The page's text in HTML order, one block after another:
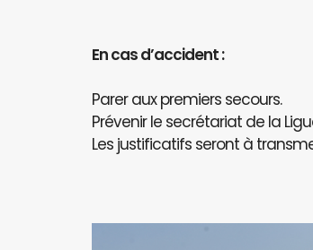
En cas d’accident :
Parer aux premiers secours.
Prévenir le secrétariat de la
Les justificatifs seront à